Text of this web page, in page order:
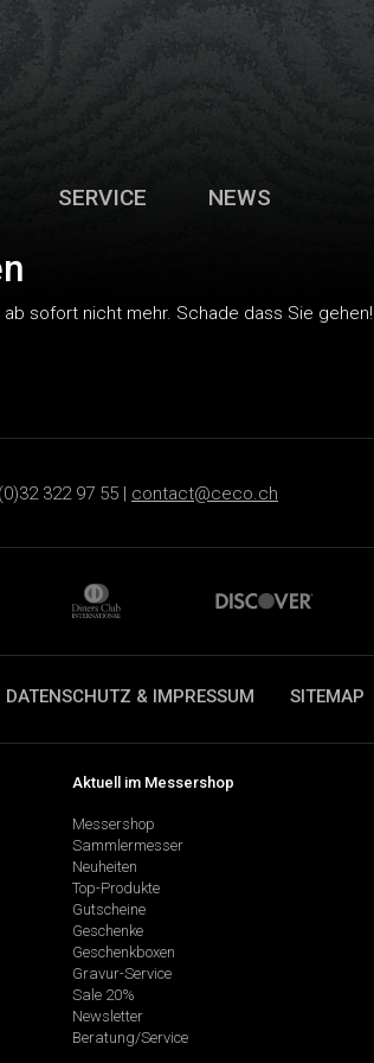
SERVICE NEWS
sofort nicht mehr. Schade dass Sie gehen!
322 97 55 | contact@ceco.ch
DATENSCHUTZ & IMPRESSUM SITEMAP
Aktuell im Messershop
Messershop
Sammlermesser
Neuheiten
Top-Produkte
Gutscheine
Geschenke
Geschenkboxen
Gravur-Service
Sale 20%
Newsletter
Beratung/Service